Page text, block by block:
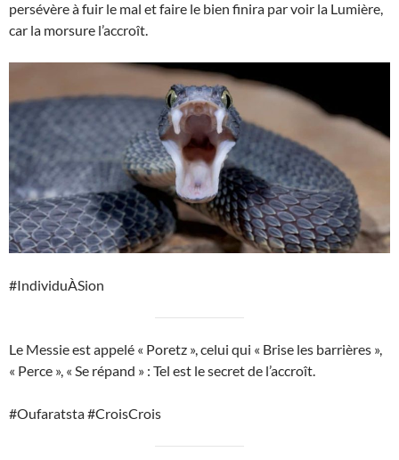
persévère à fuir le mal et faire le bien finira par voir la Lumière,
car la morsure l’accroît.
#IndividuÀSion
Le Messie est appelé « Poretz », celui qui « Brise les barrières »,
« Perce », « Se répand » : Tel est le secret de l’accroît.
#Oufaratsta #CroisCrois